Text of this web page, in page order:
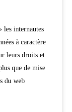
les internautes
à caractère
leurs droits et
que de mise
du web